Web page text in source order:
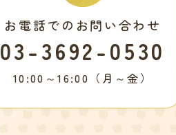
お電話でのお問い合わせ
03-3692-0530
10:00～16:00（月～金）